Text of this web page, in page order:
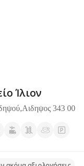
ακόμα αξιολογήσεις
Ίλιον
343 00